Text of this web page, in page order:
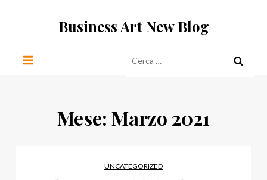
Business Art New Blog
per:
Mese: Marzo 2021
UNCATEGORIZED